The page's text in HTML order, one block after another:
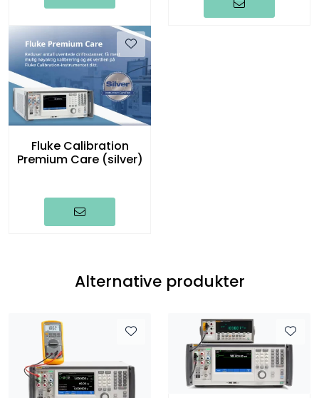
Fluke Calibration
Premium Care (silver)
Alternative produkter